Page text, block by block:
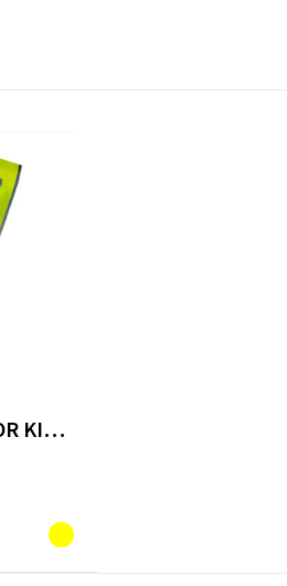
SAFETY COLLAR FOR KIDS "BARBADOS